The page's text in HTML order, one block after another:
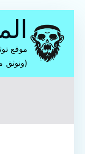
المحتوى
موقع
(ونوثق